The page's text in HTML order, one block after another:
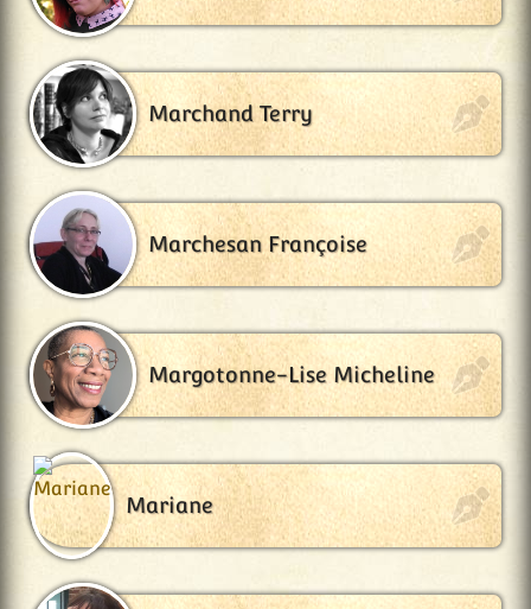
Marchand Terry
Marchesan Françoise
Margotonne-Lise Micheline
Mariane